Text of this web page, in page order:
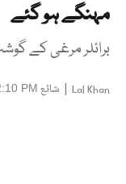
مہنگے ہو گئے
برائلر مرغی کے گوشت کی
Lal Khan
| شائع PM